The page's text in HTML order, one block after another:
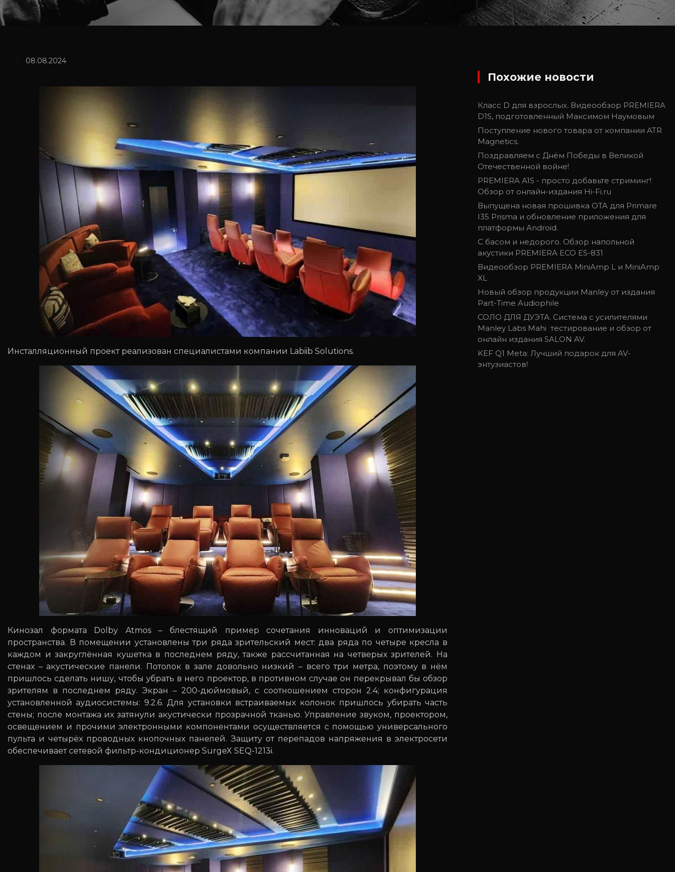
08.08.2024
Инсталляционный проект реализован специалистами компании Labiib Solutions.
Кинозал формата Dolby Atmos – блестящий пример сочетания инноваций и оптимизации
пространства. В помещении установлены три ряда зрительский мест: два ряда по четыре кресла в
каждом и закруглённая кушетка в последнем ряду, также рассчитанная на четверых зрителей. На
стенах – акустические панели. Потолок в зале довольно низкий – всего три метра, поэтому в нём
пришлось сделать нишу, чтобы убрать в него проектор, в противном случае он перекрывал бы обзор
зрителям в последнем ряду. Экран – 200-дюймовый, с соотношением сторон 2.4; конфигурация
установленной аудиосистемы: 9.2.6. Для установки встраиваемых колонок пришлось убирать часть
стены; после монтажа их затянули акустически прозрачной тканью. Управление звуком, проектором,
освещением и прочими электронными компонентами осуществляется с помощью универсального
пульта и четырёх проводных кнопочных панелей. Защиту от перепадов напряжения в электросети
обеспечивает сетевой фильтр-кондиционер SurgeX SEQ-1213i.
Похожие новости
Класс D для взрослых. Видеообзор PREMIERA
D1S, подготовленный Максимом Наумовым
Поступление нового товара от компании ATR
Magnetics.
Поздравляем с Днём Победы в Великой
Отечественной войне!
PREMIERA A1S - просто добавьте стриминг!
Обзор от онлайн-издания Hi-Fi.ru
Выпущена новая прошивка OTA для Primare
I35 Prisma и обновление приложения для
платформы Android.
С басом и недорого. Обзор напольной
акустики PREMIERA ECO ES-831
Видеообзор PREMIERA MiniAmp L и MiniAmp
XL
Новый обзор продукции Manley от издания
Part-Time Audiophile
СОЛО ДЛЯ ДУЭТА. Система с усилителями
Manley Labs Mahi тестирование и обзор от
онлайн издания SALON AV.
KEF Q1 Meta: Лучший подарок для AV-
энтузиастов!